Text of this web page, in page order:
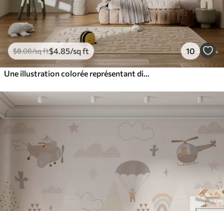
$8.08/sq ft$4 .85/sq ft 10